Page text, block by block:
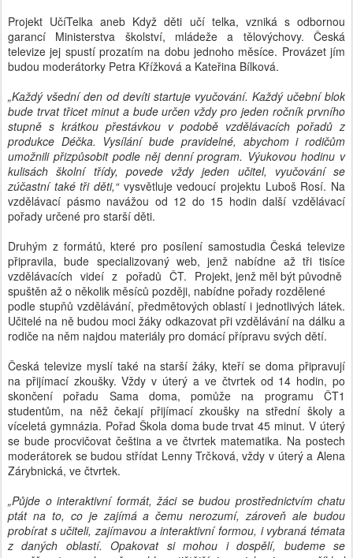
Projekt UčíTelka aneb Když děti učí telka, vzniká s odbornou
garancí Ministerstva školství, mládeže a tělovýchovy. Česká
televize jej spustí prozatím na dobu jednoho měsíce. Provázet jím
budou moderátorky Petra Křížková a Kateřina Bílková.
„Každý všední den od devíti startuje vyučování. Každý učební blok
bude trvat třicet minut a bude určen vždy pro jeden ročník prvního
stupně s krátkou přestávkou v podobě vzdělávacích pořadů z
produkce Déčka. Vysílání bude pravidelné, abychom i rodičům
umožnili přizpůsobit podle něj denní program. Výukovou hodinu v
kulisách školní třídy, povede vždy jeden učitel, vyučování se
zúčastní také tři děti,“vysvětluje vedoucí projektu Luboš Rosí. Na
vzdělávací pásmo navážou od 12 do 15 hodin další vzdělávací
pořady určené pro starší děti.
Druhým z formátů, které pro posílení samostudia Česká televize
připravila, bude specializovaný web, jenž nabídne až tři tisíce
vzdělávacích videí z pořadů ČT. Projekt, jenž měl být původně
spuštěn až o několik měsíců později, nabídne pořady rozdělené
podle stupňů vzdělávání, předmětových oblastí i jednotlivých látek.
Učitelé na ně budou moci žáky odkazovat při vzdělávání na dálku a
rodiče na něm najdou materiály pro domácí přípravu svých dětí.
Česká televize myslí také na starší žáky, kteří se doma připravují
na přijímací zkoušky. Vždy v úterý a ve čtvrtek od 14 hodin, po
skončení pořadu Sama doma, pomůže na programu ČT1
studentům, na něž čekají přijímací zkoušky na střední školy a
víceletá gymnázia. Pořad Škola doma bude trvat 45 minut. V úterý
se bude procvičovat čeština a ve čtvrtek matematika. Na postech
moderátorek se budou střídat Lenny Trčková, vždy v úterý a Alena
Zárybnická, ve čtvrtek.
„Půjde o interaktivní formát, žáci se budou prostřednictvím chatu
ptát na to, co je zajímá a čemu nerozumí, zároveň ale budou
probírat s učiteli, zajímavou a interaktivní formou, i vybraná témata
z daných oblastí. Opakovat si mohou i dospělí, budeme se